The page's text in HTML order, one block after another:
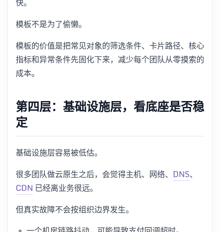
模板不是为了偷懒。
模板的价值是把常见对象的筛选条件、卡片路径、核心
指标和异常条件先固化下来，减少每个团队从零摸索的
成本。
第四层：基础设施层，看底座是否稳
定
基础设施层容易被低估。
很多团队做云原生之后，会觉得主机、网络、 DNS、
CDN 已经离业务很远。
但真实故障不会按组织边界发生。